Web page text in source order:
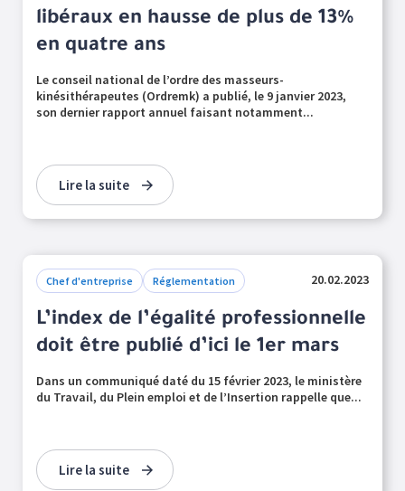
libéraux en hausse de plus de 13%
en quatre ans
Le conseil national de l’ordre des masseurs-
kinésithérapeutes (Ordremk) a publié, le 9 janvier 2023,
son dernier rapport annuel faisant notamment...
Lire la suite
Chef d'entreprise Réglementation 20.02.2023
L’index de l’égalité professionnelle
doit être publié d’ici le 1er mars
Dans un communiqué daté du 15 février 2023, le ministère
du Travail, du Plein emploi et de l’Insertion rappelle que...
Lire la suite